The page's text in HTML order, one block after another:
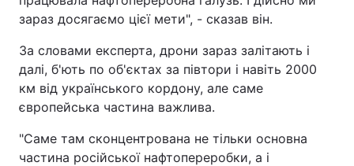
зараз досягаємо цієї мети", - сказав він.
За словами експерта, дрони зараз залітають і
далі, б'ють по об'єктах за півтори і навіть 2000
км від українського кордону, але саме
європейська частина важлива.
"Саме там сконцентрована не тільки основна
частина російської нафтопереробки, а і